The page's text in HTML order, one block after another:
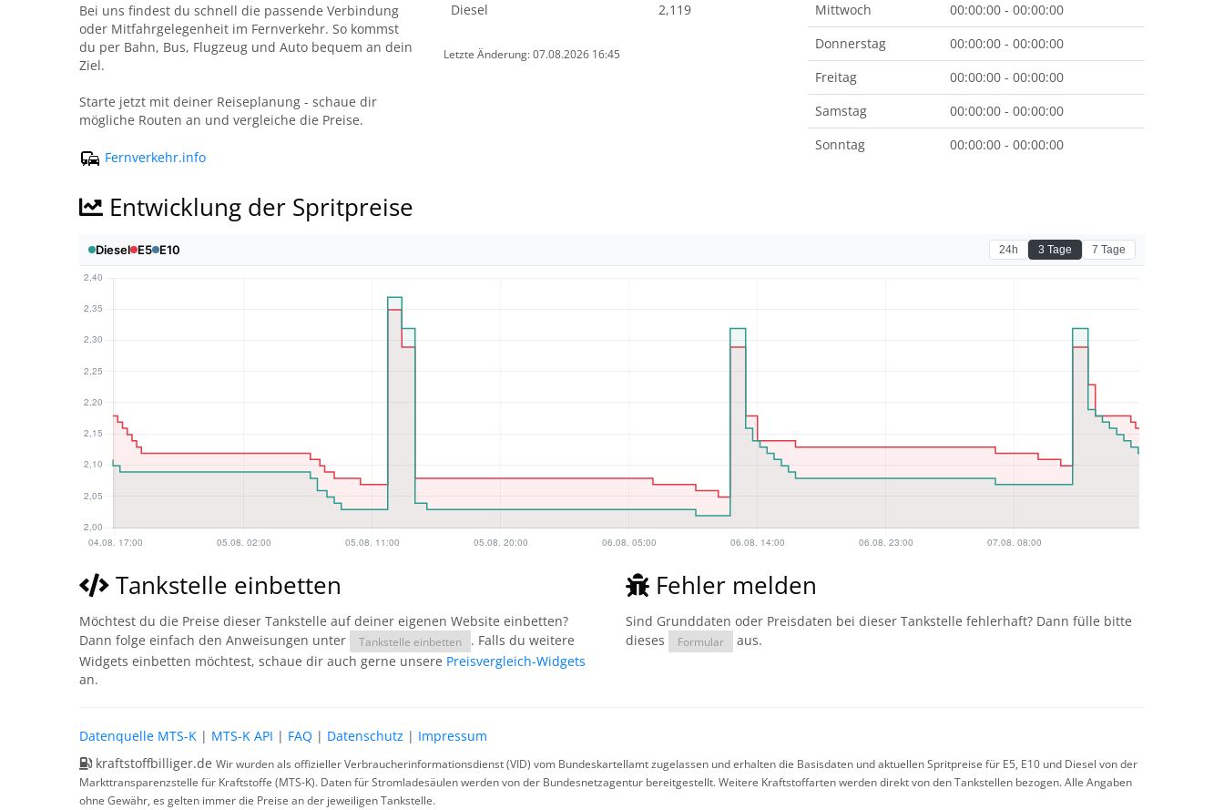
Bei uns findest du schnell die passende Verbindung
oder Mitfahrgelegenheit im Fernverkehr. So kommst
du per Bahn, Bus, Flugzeug und Auto bequem an dein
Ziel.
Starte jetzt mit deiner Reiseplanung - schaue dir
mögliche Routen an und vergleiche die Preise.
Fernverkehr.info
Diesel
2,119
Letzte Änderung: 07.08.2026 16:45
Mittwoch
00:00:00 - 00:00:00
Donnerstag
00:00:00 - 00:00:00
Freitag
00:00:00 - 00:00:00
Samstag
00:00:00 - 00:00:00
Sonntag
00:00:00 - 00:00:00
Entwicklung der Spritpreise
Tankstelle einbetten
Möchtest du die Preise dieser Tankstelle auf deiner eigenen Website einbetten?
Dann folge einfach den Anweisungen unter
Tankstelle einbetten
. Falls du weitere
Widgets einbetten möchtest, schaue dir auch gerne unsere Preisvergleich-Widgets
an.
Fehler melden
Sind Grunddaten oder Preisdaten bei dieser Tankstelle fehlerhaft? Dann fülle bitte
dieses
Formular aus.
Datenquelle MTS-K | MTS-K API | FAQ | Datenschutz | Impressum
kraftstoffbilliger.de Wir wurden als offizieller Verbraucherinformationsdienst (VID) vom Bundeskartellamt zugelassen und erhalten die Basisdaten und aktuellen Spritpreise für E5, E10 und Diesel von der
Markttransparenzstelle für Kraftstoffe (MTS-K). Daten für Stromladesäulen werden von der Bundesnetzagentur bereitgestellt. Weitere Kraftstoffarten werden direkt von den Tankstellen bezogen. Alle Angaben
ohne Gewähr, es gelten immer die Preise an der jeweiligen Tankstelle.